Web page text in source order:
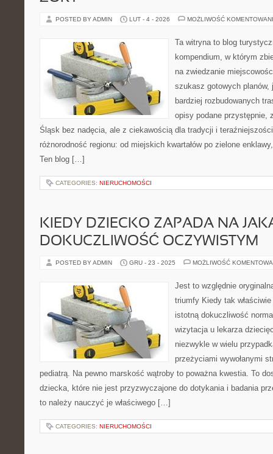
POSTED BY ADMIN LUT - 4 - 2026 MOŻLIWOŚĆ
Ta witryna to blog
kompendium, w którym
na zwiedzanie
szukasz gotowych planów,
bardziej rozbudowanych
opisy podane przystępnie,
Śląsk bez nadęcia, ale z ciekawością dla tradycji i
różnorodność regionu: od miejskich kwartałów po zielone
Ten blog […]
CATEGORIES: NIERUCHOMOŚCI
KIEDY DZIECKO ZAPADA NA
DOKUCZLIWOŚĆ OCZYWISTYM
POSTED BY ADMIN GRU - 23 - 2025 MOŻLIWOŚĆ
Jest to względnie
triumfy Kiedy tak
istotną dokuczliwość
wizytacja u lekarza
niezwykle w wielu
przeżyciami wywołanymi
pediatrą. Na pewno marskość wątroby to poważna kwestia. To
dziecka, które nie jest przyzwyczajone do dotykania i badania
to należy nauczyć je właściwego […]
CATEGORIES: NIERUCHOMOŚCI